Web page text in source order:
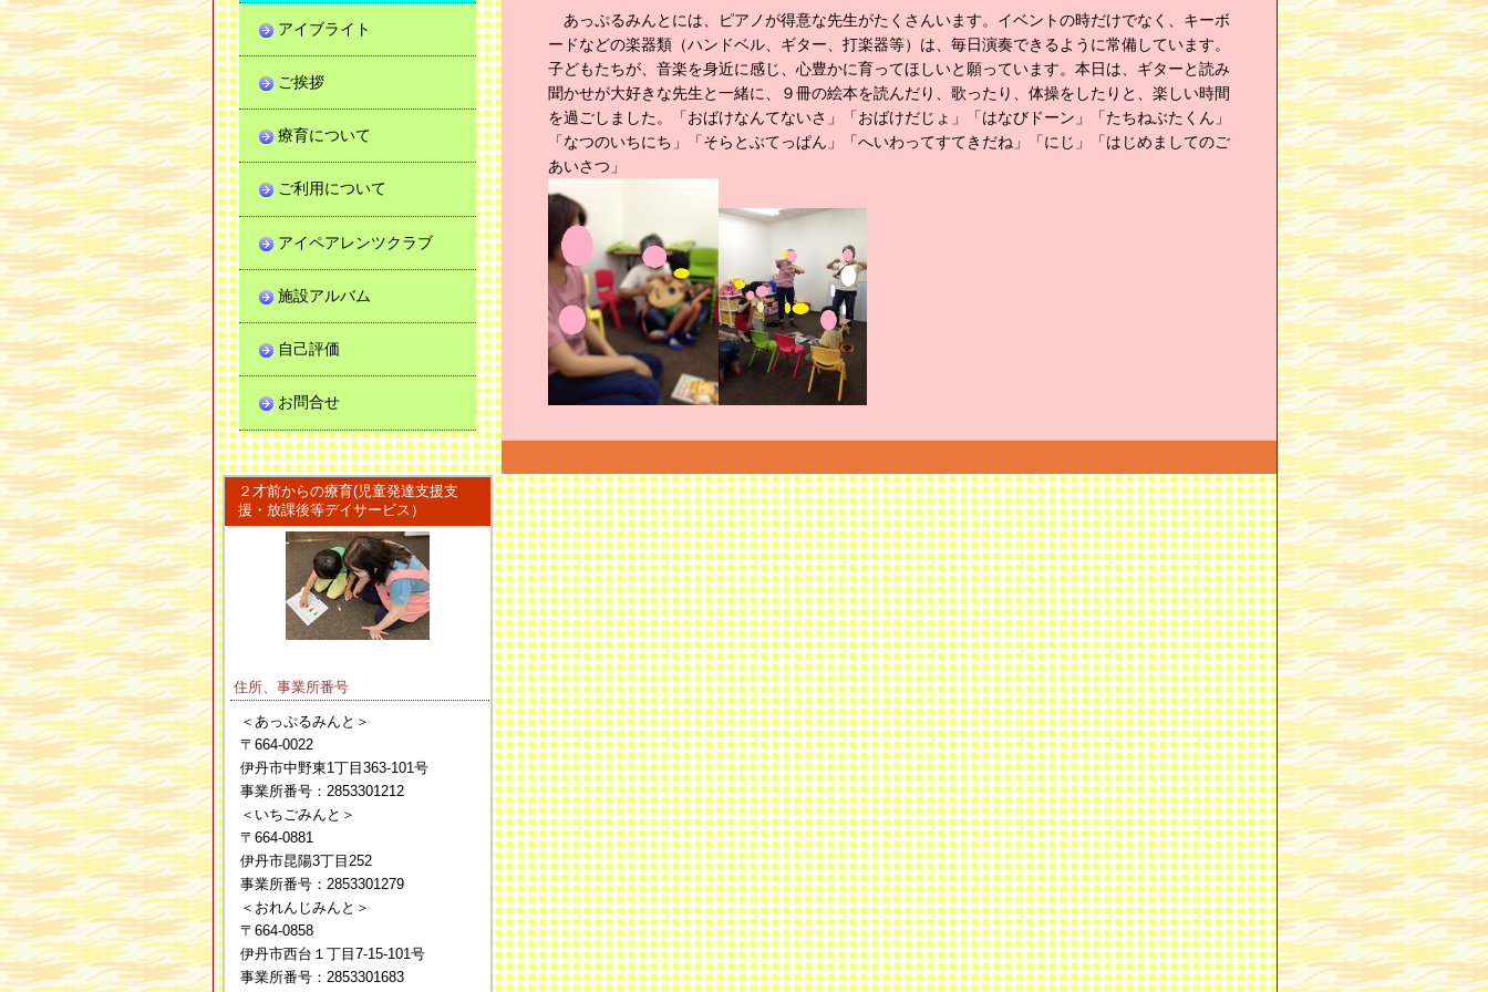
あっぷるみんとには、ピアノが得意な先生がたくさんいます。イベントの時だけでなく、キーボ
ードなどの楽器類（ハンドベル、ギター、打楽器等）は、毎日演奏できるように常備しています。
子どもたちが、音楽を身近に感じ、心豊かに育ってほしいと願っています。本日は、ギターと読み
聞かせが大好きな先生と一緒に、９冊の絵本を読んだり、歌ったり、体操をしたりと、楽しい時間
を過ごしました。「おばけなんてないさ」「おばけだじょ」「はなびドーン」「たちねぶたくん」
「なつのいちにち」「そらとぶてっぱん」「へいわってすてきだね」「にじ」「はじめましてのご
あいさつ」
アイブライト
ご挨拶
療育について
ご利用について
アイペアレンツクラブ
施設アルバム
自己評価
お問合せ
２才前からの療育(児童発達支援支
援・放課後等デイサービス）
住所、事業所番号
＜あっぷるみんと＞
〒664-0022
伊丹市中野東1丁目363-101号
事業所番号：2853301212
＜いちごみんと＞
〒664-0881
伊丹市昆陽3丁目252
事業所番号：2853301279
＜おれんじみんと＞
〒664-0858
伊丹市西台１丁目7-15-101号
事業所番号：2853301683